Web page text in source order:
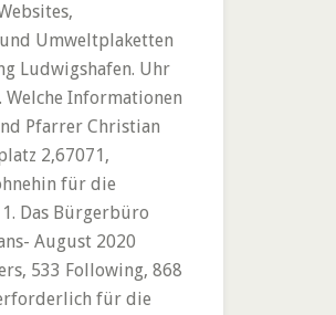
Umweltplaketten
Ludwigshafen. Uhr
Informationen
Pfarrer Christian
2,67071,
für die
Das Bürgerbüro
August 2020
533 Following, 868
für die